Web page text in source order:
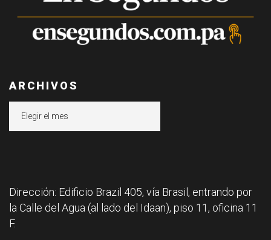
ARCHIVOS
Dirección: Edificio Brazil 405, vía Brasil, entrando por
la Calle del Agua (al lado del Idaan), piso 11, oficina 11
F.